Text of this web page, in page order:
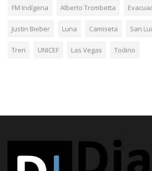
FM Indígena Alberto Trombetta
Justin Bieber Luna Camiseta San
Tren UNICEF Las Vegas Todino